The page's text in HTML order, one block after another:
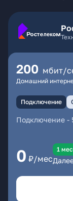
200 мбит/
Домашний
Подключение
Подключение -
0 ₽/мес
1